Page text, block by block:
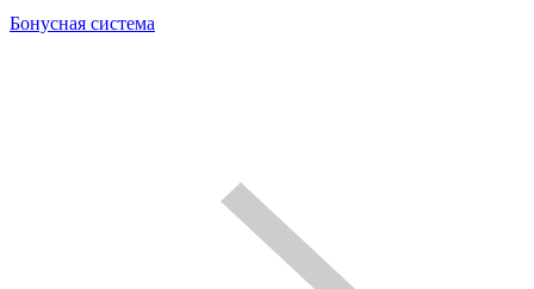
Бонусная система